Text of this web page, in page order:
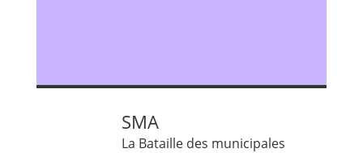
SMA
La Bataille des municipales